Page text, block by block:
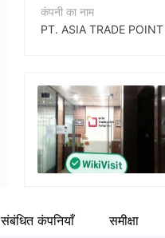
कंपनी का नाम
PT. ASIA TRADE
कंपनी का कर्मचारी
--
संबंधित कंपनियाँ समीक्षा